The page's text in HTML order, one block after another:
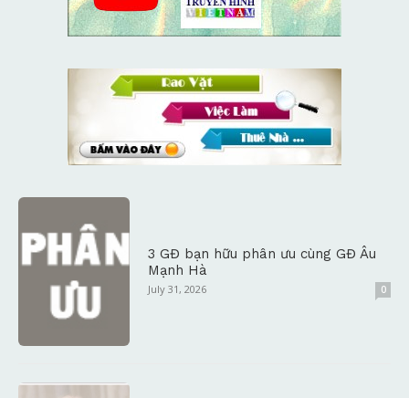
3 GĐ bạn hữu phân ưu cùng GĐ Âu
Mạnh Hà
July 31, 2026 0